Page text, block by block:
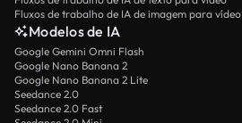
Fluxos de trabalho de IA de imagem para vídeo
Modelos de IA
Google Gemini Omni Flash
Google Nano Banana 2
Google Nano Banana 2 Lite
Seedance 2.0
Seedance 2.0 Fast